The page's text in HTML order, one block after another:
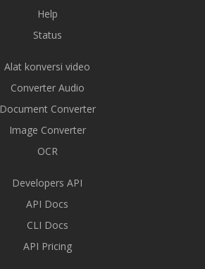
Help
Status
Alat konversi video
Converter Audio
Document Converter
Image Converter
OCR
Developers API
API Docs
CLI Docs
API Pricing